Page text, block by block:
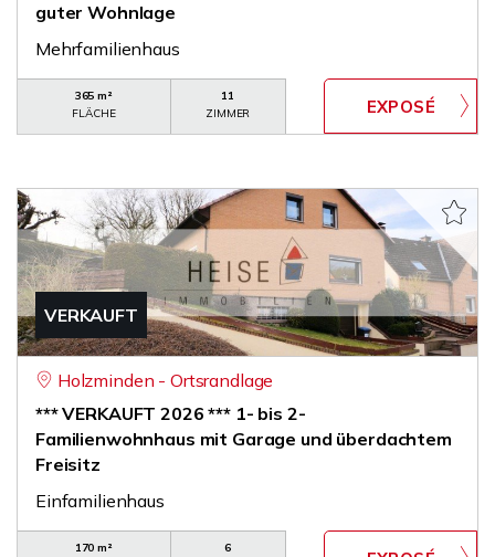
guter Wohnlage
Mehrfamilienhaus
365 m²
FLÄCHE
11
ZIMMER
VERKAUFT
Holzminden - Ortsrandlage
*** VERKAUFT 2026 *** 1- bis 2-
Familienwohnhaus mit Garage und überdachtem
Freisitz
Einfamilienhaus
170 m²
6